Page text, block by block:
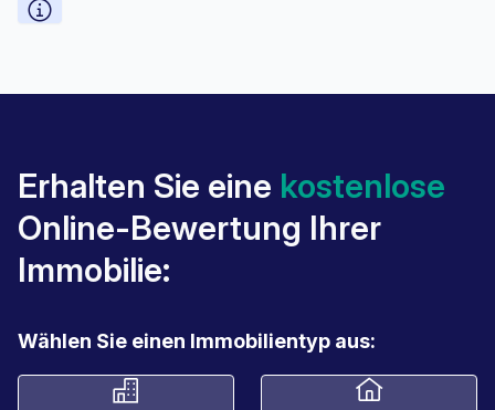
Erhalten Sie eine kostenlose
Online-Bewertung Ihrer
Immobilie:
Wählen Sie einen Immobilientyp aus: